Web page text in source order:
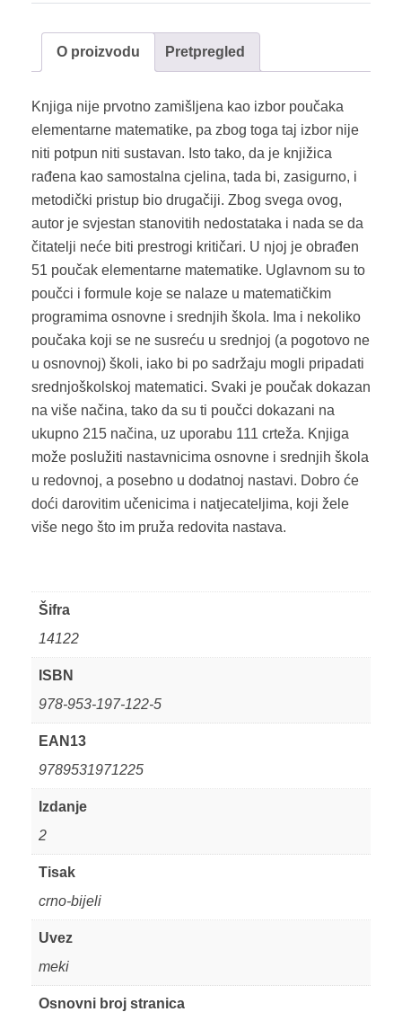
O proizvodu Pretpregled
Knjiga nije prvotno zamišljena kao izbor poučaka
elementarne matematike, pa zbog toga taj izbor nije
niti potpun niti sustavan. Isto tako, da je knjižica
rađena kao samostalna cjelina, tada bi, zasigurno, i
metodički pristup bio drugačiji. Zbog svega ovog,
autor je svjestan stanovitih nedostataka i nada se da
čitatelji neće biti prestrogi kritičari. U njoj je obrađen
51 poučak elementarne matematike. Uglavnom su to
poučci i formule koje se nalaze u matematičkim
programima osnovne i srednjih škola. Ima i nekoliko
poučaka koji se ne susreću u srednjoj (a pogotovo ne
u osnovnoj) školi, iako bi po sadržaju mogli pripadati
srednjoškolskoj matematici. Svaki je poučak dokazan
na više načina, tako da su ti poučci dokazani na
ukupno 215 načina, uz uporabu 111 crteža. Knjiga
može poslužiti nastavnicima osnovne i srednjih škola
u redovnoj, a posebno u dodatnoj nastavi. Dobro će
doći darovitim učenicima i natjecateljima, koji žele
više nego što im pruža redovita nastava.
Šifra
14122
ISBN
978-953-197-122-5
EAN13
9789531971225
Izdanje
2
Tisak
crno-bijeli
Uvez
meki
Osnovni broj stranica